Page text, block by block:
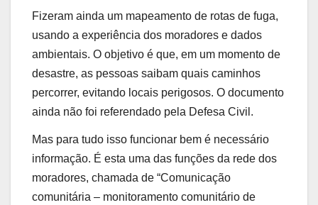
Fizeram ainda um mapeamento de rotas de fuga,
usando a experiência dos moradores e dados
ambientais. O objetivo é que, em um momento de
desastre, as pessoas saibam quais caminhos
percorrer, evitando locais perigosos. O documento
ainda não foi referendado pela Defesa Civil.
Mas para tudo isso funcionar bem é necessário
informação. É esta uma das funções da rede dos
moradores, chamada de “Comunicação
comunitária – monitoramento comunitário de